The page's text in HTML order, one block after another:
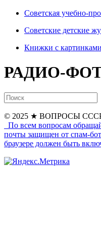
Советская учебно-
Советские детские
Книжки с
РАДИО-
© 2025 ★ ВОПРОСЫ
По всем вопросам
почты защищен от спам-
браузере должен быть